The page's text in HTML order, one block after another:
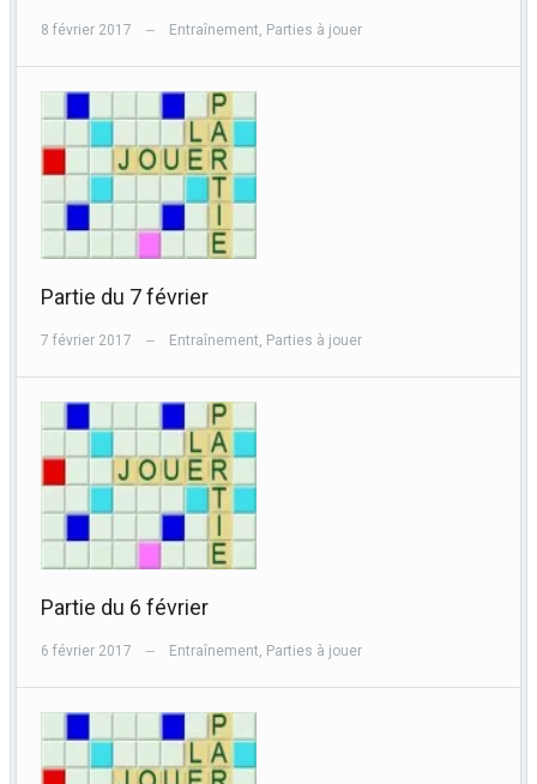
8 février 2017 — Entraînement, Parties à jouer
Partie du 7 février
7 février 2017 — Entraînement, Parties à jouer
Partie du 6 février
6 février 2017 — Entraînement, Parties à jouer